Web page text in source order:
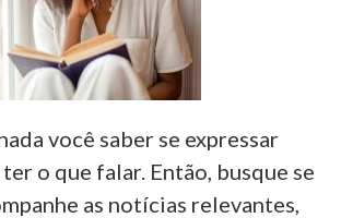
você saber se expressar
ter o que falar. Então, busque se
as notícias relevantes,